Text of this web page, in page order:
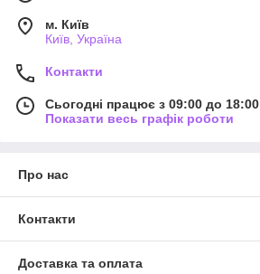
м. Київ
Київ, Україна
Контакти
Сьогодні працює з 09:00 до 18:00
Показати весь графік роботи
Про нас
Контакти
Доставка та оплата